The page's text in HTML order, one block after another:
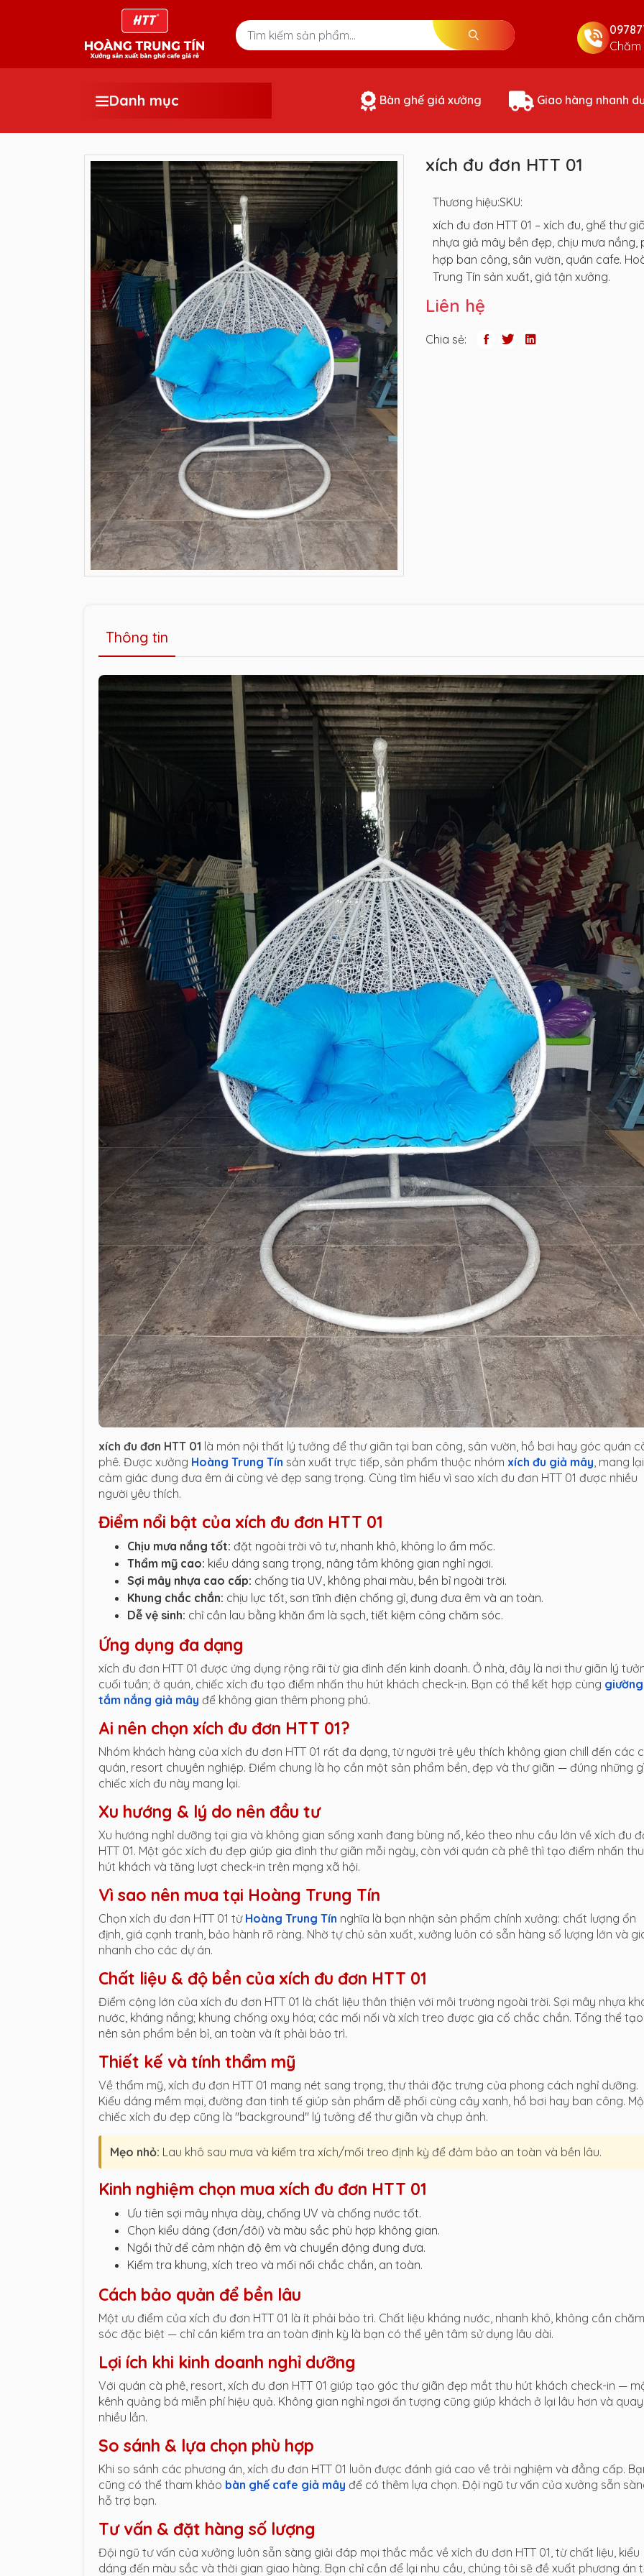
Danh mục Bàn ghế giá xưởng Giao hàng nhanh
xích đu đơn HTT 01
Thương hiệu:SKU:
xích đu đơn HTT 01 – xích đu, ghế thư
nhựa giả mây bền đẹp, chịu mưa nắng,
hợp ban công, sân vườn, quán cafe.
Trung Tín sản xuất, giá tận xưởng.
Liên hệ
Chia sẻ:
Thông tin
xích đu đơn HTT 01 là món nội thất lý tưởng để thư giãn tại ban công, sân vườn, hồ bơi hay góc quán
phê. Được xưởng Hoàng Trung Tín sản xuất trực tiếp, sản phẩm thuộc nhóm xích đu giả mây , mang lại
cảm giác đung đưa êm ái cùng vẻ đẹp sang trọng. Cùng tìm hiểu vì sao xích đu đơn HTT 01 được nhiều
người yêu thích.
Điểm nổi bật của xích đu đơn HTT 01
Chịu mưa nắng tốt: đặt ngoài trời vô tư, nhanh khô, không lo ẩm mốc.
Thẩm mỹ cao: kiểu dáng sang trọng, nâng tầm không gian nghỉ ngơi.
Sợi mây nhựa cao cấp: chống tia UV, không phai màu, bền bỉ ngoài trời.
Khung chắc chắn: chịu lực tốt, sơn tĩnh điện chống gỉ, đung đưa êm và an toàn.
Dễ vệ sinh: chỉ cần lau bằng khăn ẩm là sạch, tiết kiệm công chăm sóc.
Ứng dụng đa dạng
xích đu đơn HTT 01 được ứng dụng rộng rãi từ gia đình đến kinh doanh. Ở nhà, đây là nơi thư giãn lý
cuối tuần; ở quán, chiếc xích đu tạo điểm nhấn thu hút khách check-in. Bạn có thể kết hợp cùng giường
tắm nắng giả mây để không gian thêm phong phú.
Ai nên chọn xích đu đơn HTT 01?
Nhóm khách hàng của xích đu đơn HTT 01 rất đa dạng, từ người trẻ yêu thích không gian chill đến các
quán, resort chuyên nghiệp. Điểm chung là họ cần một sản phẩm bền, đẹp và thư giãn — đúng những gì
chiếc xích đu này mang lại.
Xu hướng & lý do nên đầu tư
Xu hướng nghỉ dưỡng tại gia và không gian sống xanh đang bùng nổ, kéo theo nhu cầu lớn về xích đu
HTT 01. Một góc xích đu đẹp giúp gia đình thư giãn mỗi ngày, còn với quán cà phê thì tạo điểm nhấn thu
hút khách và tăng lượt check-in trên mạng xã hội.
Vì sao nên mua tại Hoàng Trung Tín
Chọn xích đu đơn HTT 01 từ Hoàng Trung Tín nghĩa là bạn nhận sản phẩm chính xưởng: chất lượng ổn
định, giá cạnh tranh, bảo hành rõ ràng. Nhờ tự chủ sản xuất, xưởng luôn có sẵn hàng số lượng lớn và
nhanh cho các dự án.
Chất liệu & độ bền của xích đu đơn HTT 01
Điểm cộng lớn của xích đu đơn HTT 01 là chất liệu thân thiện với môi trường ngoài trời. Sợi mây nhựa
nước, kháng nắng; khung chống oxy hóa; các mối nối và xích treo được gia cố chắc chắn. Tổng thể tạo
nên sản phẩm bền bỉ, an toàn và ít phải bảo trì.
Thiết kế và tính thẩm mỹ
Về thẩm mỹ, xích đu đơn HTT 01 mang nét sang trọng, thư thái đặc trưng của phong cách nghỉ dưỡng.
Kiểu dáng mềm mại, đường đan tinh tế giúp sản phẩm dễ phối cùng cây xanh, hồ bơi hay ban công.
chiếc xích đu đẹp cũng là "background" lý tưởng để thư giãn và chụp ảnh.
Mẹo nhỏ: Lau khô sau mưa và kiểm tra xích/mối treo định kỳ để đảm bảo an toàn và bền lâu.
Kinh nghiệm chọn mua xích đu đơn HTT 01
Ưu tiên sợi mây nhựa dày, chống UV và chống nước tốt.
Chọn kiểu dáng (đơn/đôi) và màu sắc phù hợp không gian.
Ngồi thử để cảm nhận độ êm và chuyển động đung đưa.
Kiểm tra khung, xích treo và mối nối chắc chắn, an toàn.
Cách bảo quản để bền lâu
Một ưu điểm của xích đu đơn HTT 01 là ít phải bảo trì. Chất liệu kháng nước, nhanh khô, không cần chăm
sóc đặc biệt — chỉ cần kiểm tra an toàn định kỳ là bạn có thể yên tâm sử dụng lâu dài.
Lợi ích khi kinh doanh nghỉ dưỡng
Với quán cà phê, resort, xích đu đơn HTT 01 giúp tạo góc thư giãn đẹp mắt thu hút khách check-in —
kênh quảng bá miễn phí hiệu quả. Không gian nghỉ ngơi ấn tượng cũng giúp khách ở lại lâu hơn và
nhiều lần.
So sánh & lựa chọn phù hợp
Khi so sánh các phương án, xích đu đơn HTT 01 luôn được đánh giá cao về trải nghiệm và đẳng cấp.
cũng có thể tham khảo bàn ghế cafe giả mây để có thêm lựa chọn. Đội ngũ tư vấn của xưởng sẵn
hỗ trợ bạn.
Tư vấn & đặt hàng số lượng
Đội ngũ tư vấn của xưởng luôn sẵn sàng giải đáp mọi thắc mắc về xích đu đơn HTT 01, từ chất liệu, kiểu
dáng đến màu sắc và thời gian giao hàng. Bạn chỉ cần để lại nhu cầu, chúng tôi sẽ đề xuất phương án